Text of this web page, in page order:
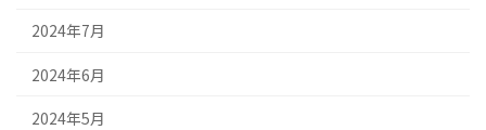
2024年7月
2024年6月
2024年5月